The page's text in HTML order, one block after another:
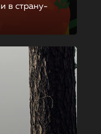
в страну-